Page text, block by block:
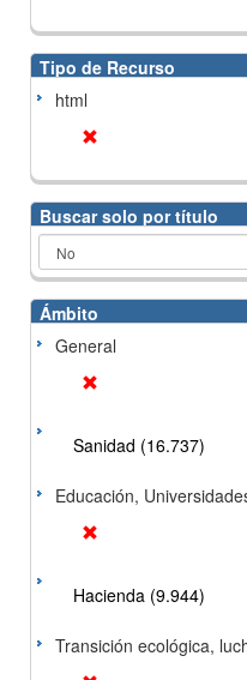
Tipo de Recurso
html
Buscar solo por título
Ámbito
General
Sanidad (16.737)
Educación,
Hacienda (9.944)
Transición ecológica,